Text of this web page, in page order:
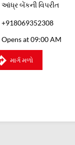
આંધ્ર બેંકની વિપરીત
+918069352308
Opens at 09:00 AM
માર્ગ મળો